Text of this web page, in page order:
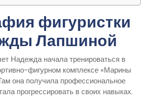
фигуристки
Лапшиной
Надежда начала тренироваться в
фигурном комплексе «Марины
она получила профессиональное
прогрессировать в своих навыках.